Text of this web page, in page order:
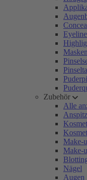
Zubehör
Alle
Make-
Make-
Nägel
Augen